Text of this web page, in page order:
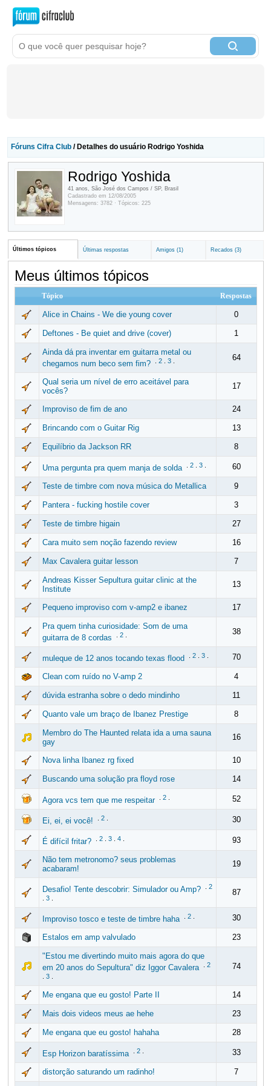
Fóruns Cifra Club/ Detalhes do usuário Rodrigo Yoshida
Rodrigo Yoshida
41 anos, São José dos Campos / SP, Brasil
Cadastrado em 12/08/2005
Mensagens: 3782 · Tópicos: 225
Últimos tópicos Últimas respostas Amigos (1) Recados (3)
Meus últimos tópicos
Tópico Respostas
Alice in Chains - We die young cover 0
Deftones - Be quiet and drive (cover) 1
Ainda dá pra inventar em guitarra metal ou
chegamos num beco sem fim?
2. 3. 64
Qual seria um nível de erro aceitável para
vocês?
17
Improviso de fim de ano 24
Brincando com o Guitar Rig 13
Equilíbrio da Jackson RR 8
Uma pergunta pra quem manja de solda 2. 3. 60
Teste de timbre com nova música do Metallica 9
Pantera - fucking hostile cover 3
Teste de timbre higain 27
Cara muito sem noção fazendo review 16
Max Cavalera guitar lesson 7
Andreas Kisser Sepultura guitar clinic at the
Institute
13
Pequeno improviso com v-amp2 e ibanez 17
Pra quem tinha curiosidade: Som de uma
guitarra de 8 cordas
2. 38
muleque de 12 anos tocando texas flood 2. 3. 70
Clean com ruído no V-amp 2 4
dúvida estranha sobre o dedo mindinho 11
Quanto vale um braço de Ibanez Prestige 8
Membro do The Haunted relata ida a uma sauna
gay
16
Nova linha Ibanez rg fixed 10
Buscando uma solução pra floyd rose 14
Agora vcs tem que me respeitar 2. 52
Ei, ei, ei você! 2. 30
É difícil fritar? 2. 3. 4. 93
Não tem metronomo? seus problemas
acabaram!
19
Desafio! Tente descobrir: Simulador ou Amp?
2
3.
87
Improviso tosco e teste de timbre haha 2. 30
Estalos em amp valvulado 23
"Estou me divertindo muito mais agora do que
em 20 anos do Sepultura" diz Iggor Cavalera
2
3.
74
Me engana que eu gosto! Parte II 14
Mais dois videos meus ae hehe 23
Me engana que eu gosto! hahaha 28
Esp Horizon baratíssima 2. 33
distorção saturando um radinho! 7